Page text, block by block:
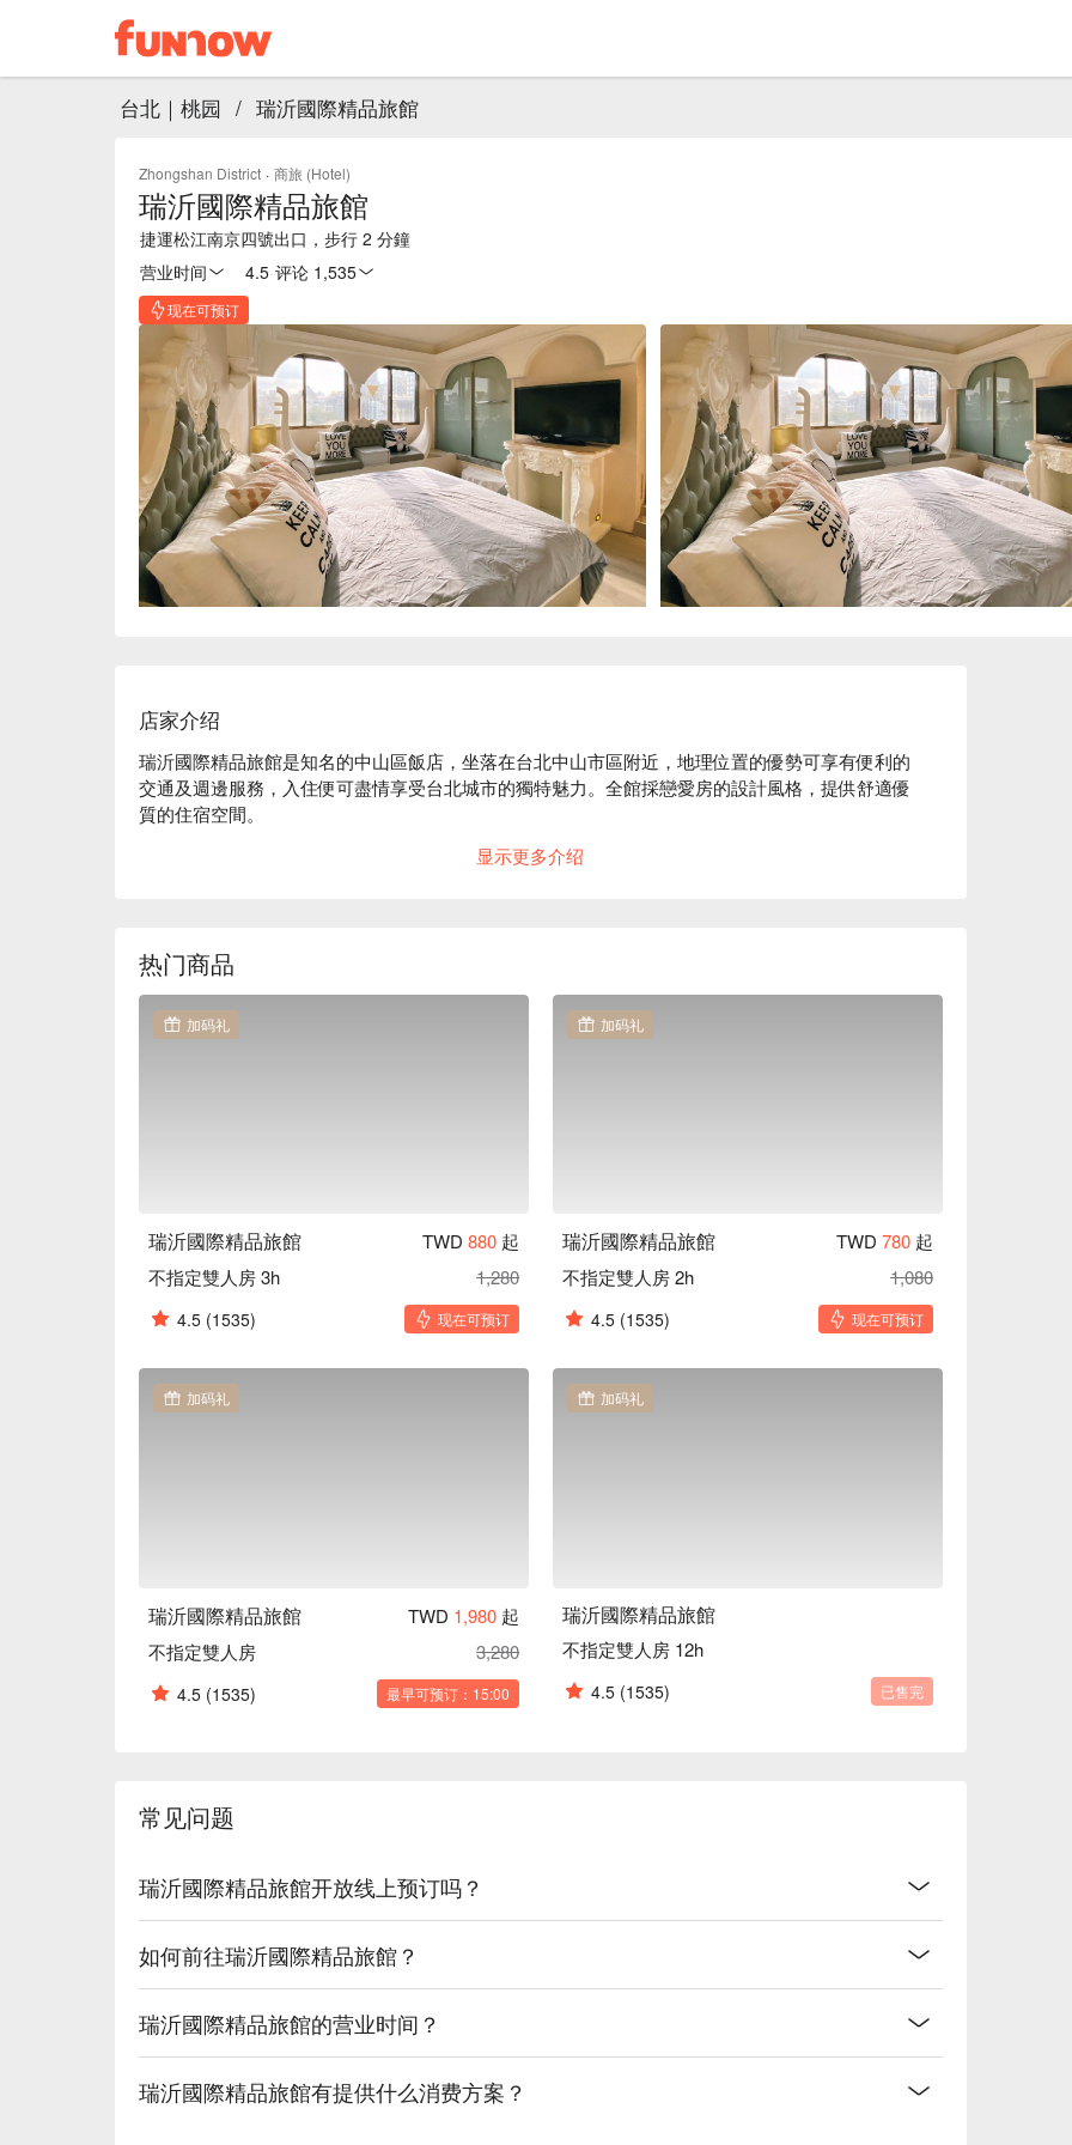
台北｜桃园 / 瑞沂國際精品旅館
Zhongshan District · 商旅 (Hotel)
瑞沂國際精品旅館
捷運松江南京四號出口，步行 2 分鐘
营业时间
4.5 评论 1,535
现在可预订
店家介绍
瑞沂國際精品旅館是知名的中山區飯店，坐落在台北中山市區附近，地理位置的優勢可享有便利的
交通及週邊服務，入住便可盡情享受台北城市的獨特魅力。全館採戀愛房的設計風格，提供舒適優
質的住宿空間。
供給旅人一個舒適且便利的休息環境。裝潢精緻華麗、設備齊全新穎，提供寬敞明亮的客房，搭配
显示更多介绍
热门商品
加码礼
瑞沂國際精品旅館 TWD 880 起
不指定雙人房 3h
1,280
4.5 (1535) 现在可预订
加码礼
瑞沂國際精品旅館 TWD 780 起
不指定雙人房 2h
1,080
4.5 (1535) 现在可预订
加码礼
瑞沂國際精品旅館 TWD 1,980 起
不指定雙人房
3,280
4.5 (1535) 最早可预订：15:00
加码礼
瑞沂國際精品旅館
不指定雙人房 12h
4.5 (1535) 已售完
常见问题
瑞沂國際精品旅館开放线上预订吗？
如何前往瑞沂國際精品旅館？
瑞沂國際精品旅館的营业时间？
瑞沂國際精品旅館有提供什么消费方案？